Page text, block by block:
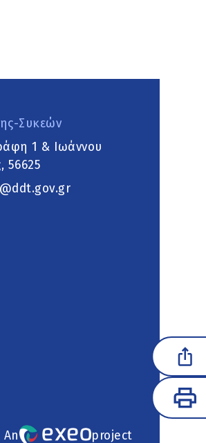
Συκεών
1 & Ιωάννου
56625
An project